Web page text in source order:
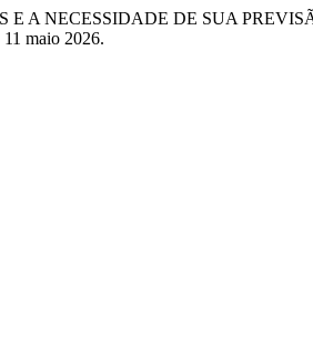
E A NECESSIDADE DE SUA
maio 2026.